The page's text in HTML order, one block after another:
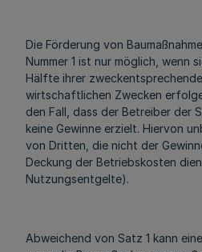
Die Förderung von
Nummer 1 ist nur möglich, wenn
Hälfte ihrer
wirtschaftlichen Zwecken
den Fall, dass der Betreiber der
keine Gewinne erzielt. Hiervon
von Dritten, die nicht der
Deckung der Betriebskosten
Nutzungsentgelte).
Abweichend von Satz 1 kann